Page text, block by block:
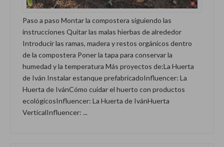
Paso a paso Montar la compostera siguiendo las
instrucciones Quitar las malas hierbas de alrededor
Introducir las ramas, madera y restos orgánicos dentro
de la compostera Poner la tapa para conservar la
humedad y la temperatura Más proyectos de:La Huerta
de Iván Instalar estanque prefabricadoInfluencer: La
Huerta de IvánCómo cuidar el huerto con productos
ecológicosInfluencer: La Huerta de IvánHuerta
VerticalInfluencer: ...